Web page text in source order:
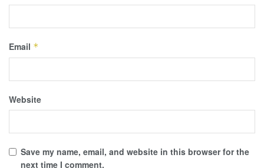
Email *
Website
Save my name, email, and website in this browser for the
next time I comment.